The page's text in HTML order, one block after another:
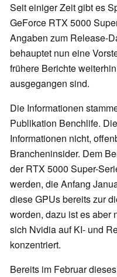
Seit einiger Zeit gibt es
GeForce RTX 5000
Angaben zum Release-
behauptet nun eine
frühere Berichte
ausgegangen sind.
Die Informationen
Publikation Benchlife.
Informationen nicht,
Brancheninsider. Dem
der RTX 5000 Super-
werden, die Anfang
diese GPUs bereits zur
worden, dazu ist es aber
sich Nvidia auf KI- und
konzentriert.
Bereits im Februar